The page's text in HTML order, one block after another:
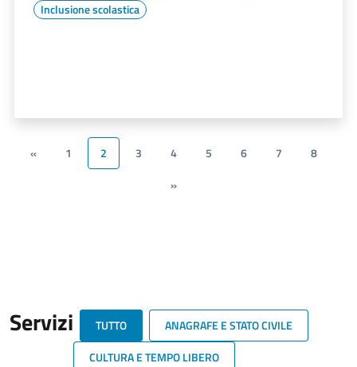
Inclusione scolastica
« 1 2 3 4 5 6 7
8
»
Servizi TUTTO
ANAGRAFE E STATO CIVILE
CULTURA E TEMPO LIBERO